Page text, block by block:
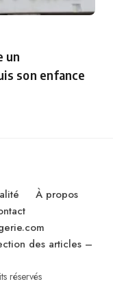
un
son enfance
À propos
des articles –
réservés